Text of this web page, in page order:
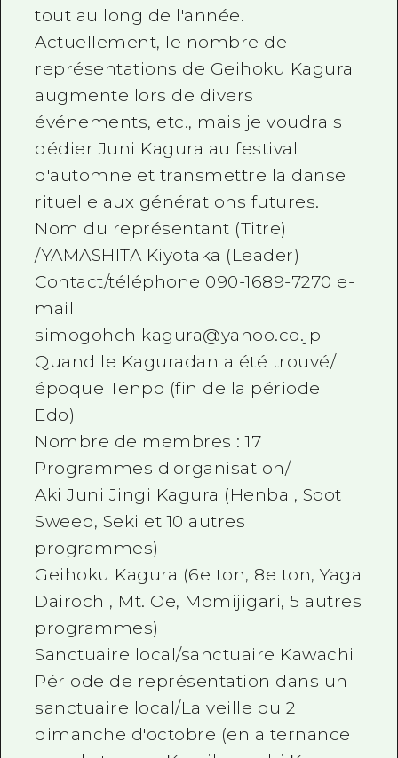
tout au long de l'année.
Actuellement, le nombre de
représentations de Geihoku Kagura
augmente lors de divers
événements, etc., mais je voudrais
dédier Juni Kagura au festival
d'automne et transmettre la danse
rituelle aux générations futures.
Nom du représentant (Titre)
/YAMASHITA Kiyotaka (Leader)
Contact/téléphone 090-1689-7270 e-
mail
simogohchikagura@yahoo.co.jp
Quand le Kaguradan a été trouvé/
époque Tenpo (fin de la période
Edo)
Nombre de membres : 17
Programmes d'organisation/
Aki Juni Jingi Kagura (Henbai, Soot
Sweep, Seki et 10 autres
programmes)
Geihoku Kagura (6e ton, 8e ton, Yaga
Dairochi, Mt. Oe, Momijigari, 5 autres
programmes)
Sanctuaire local/sanctuaire Kawachi
Période de représentation dans un
sanctuaire local/La veille du 2
dimanche d'octobre (en alternance